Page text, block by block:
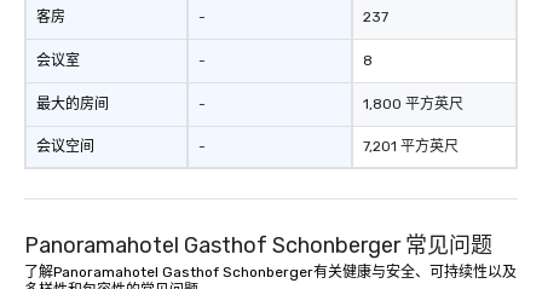
客房
会议室
最大的房间
会议空间
-
-
-
-
237
8
1,800 平方英尺
7,201 平方英尺
Panoramahotel Gasthof Schonberger 常见问题
了解Panoramahotel Gasthof Schonberger有关健康与安全、可持续性以及